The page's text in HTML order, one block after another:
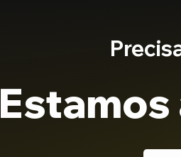
Estamos